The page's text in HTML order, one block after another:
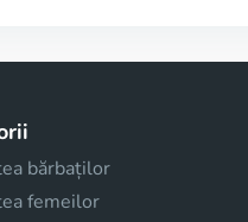
bărbaților
femeilor